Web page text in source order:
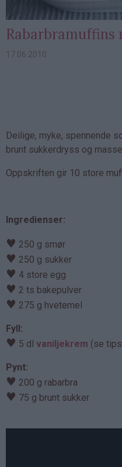
Rabarbramuffins
17.06.2010
Deilige, myke, spennende
brunt sukkerdryss og
Oppskriften gir 10 store
Ingredienser:
♥ 250 g smør
♥ 250 g sukker
♥ 4 store egg
♥ 2 ts bakepulver
♥ 275 g hvetemel
Fyll:
♥ 5 dl vaniljekrem (se
Pynt:
♥ 200 g rabarbra
♥ 75 g brunt sukker